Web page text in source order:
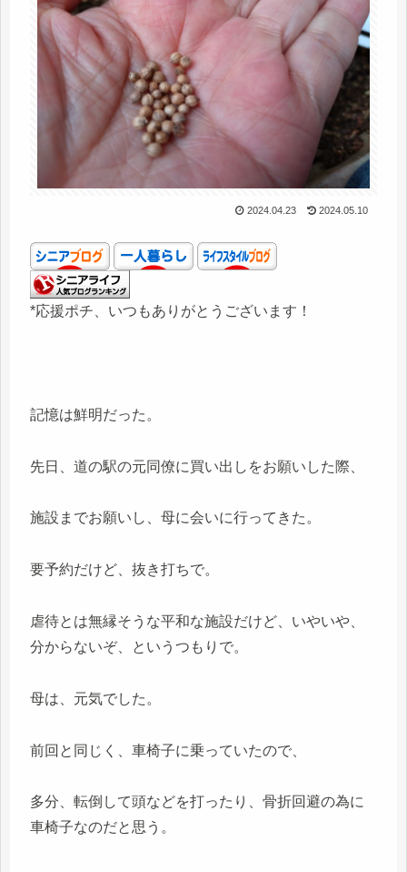
2024.04.23 2024.05.10
*応援ポチ、いつもありがとうございます！
記憶は鮮明だった。
先日、道の駅の元同僚に買い出しをお願いした際、
施設までお願いし、母に会いに行ってきた。
要予約だけど、抜き打ちで。
虐待とは無縁そうな平和な施設だけど、いやいや、
分からないぞ、というつもりで。
母は、元気でした。
前回と同じく、車椅子に乗っていたので、
多分、転倒して頭などを打ったり、骨折回避の為に
車椅子なのだと思う。